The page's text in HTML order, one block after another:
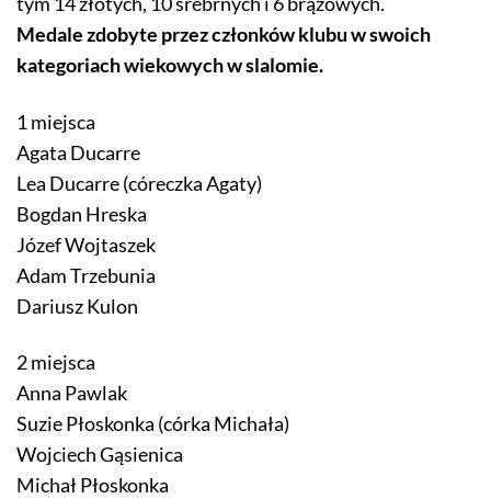
Medale zdobyte przez członków klubu w swoich
kategoriach wiekowych w slalomie.
1 miejsca
Agata Ducarre
Lea Ducarre (córeczka Agaty)
Bogdan Hreska
Józef Wojtaszek
Adam Trzebunia
Dariusz Kulon
2 miejsca
Anna Pawlak
Suzie Płoskonka (córka Michała)
Wojciech Gąsienica
Michał Płoskonka